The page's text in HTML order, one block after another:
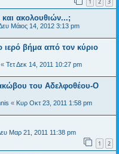
1 2 3
ακολουθιών...;
Μάιος 14, 2012 3:13 pm
ιερό βήμα από τον κύριο
« Τετ Δεκ 14, 2011 10:27 pm
του Αδελφοθέου-Ο
« Κυρ Οκτ 23, 2011 1:58 pm
Μαρ 21, 2011 11:38 pm
1 2